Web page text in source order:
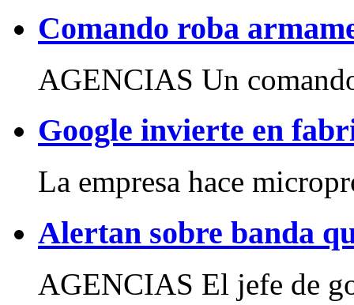
Comando roba
AGENCIAS Un
Google invierte en
La empresa hace
Alertan sobre banda
AGENCIAS El jefe de